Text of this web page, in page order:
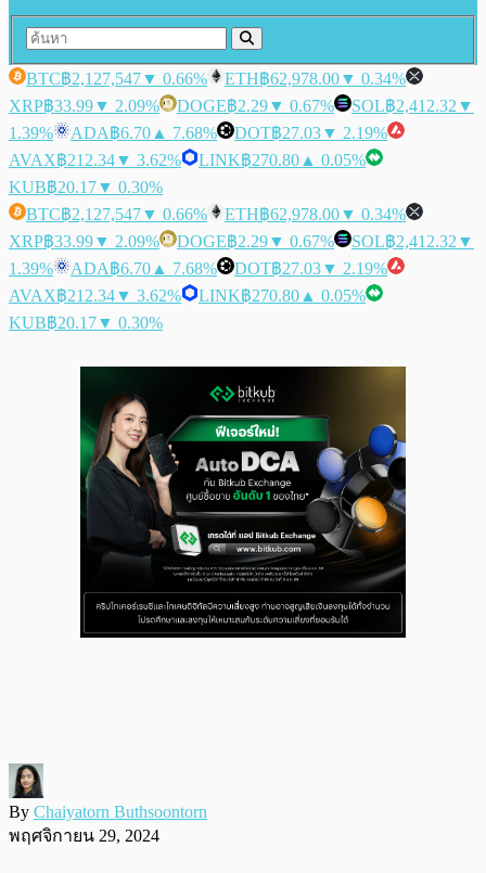
BTC฿2,127,547▼ 0.66% ETH฿62,978.00▼ 0.34%
XRP฿33.99▼ 2.09% DOGE฿2.29▼ 0.67% SOL฿2,412.32 ▼
1.39%
ADA฿6.70 ▲ 7.68% DOT฿27.03▼ 2.19%
AVAX฿212.34▼ 3.62% LINK฿270.80 ▲ 0.05%
KUB฿20.17▼ 0.30%
BTC฿2,127,547▼ 0.66% ETH฿62,978.00▼ 0.34%
XRP฿33.99▼ 2.09% DOGE฿2.29▼ 0.67% SOL฿2,412.32 ▼
1.39%
ADA฿6.70 ▲ 7.68% DOT฿27.03▼ 2.19%
AVAX฿212.34▼ 3.62% LINK฿270.80 ▲ 0.05%
KUB฿20.17▼ 0.30%
By Chaiyatorn Buthsoontorn
พฤศจิกายน 29, 2024